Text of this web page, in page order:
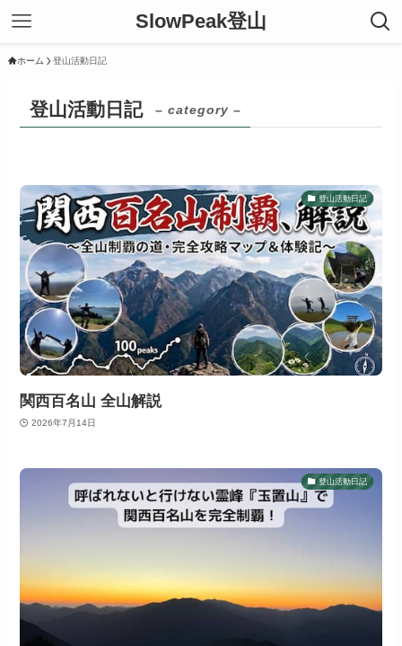
SlowPeak登山
ホーム 登山活動日記
登山活動日記 – category –
登山活動日記
関西百名山 全山解説
2026年7月14日
登山活動日記